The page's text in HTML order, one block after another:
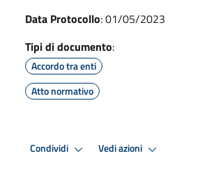
Data Protocollo: 01/05/2023
Tipi di documento:
Accordo tra enti
Atto normativo
Condividi Vedi azioni